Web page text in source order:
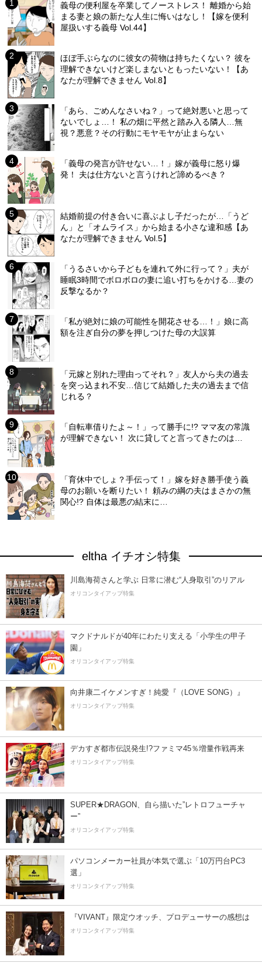
義母の便利屋を卒業してノーストレス！ 離婚から始
まる妻と娘の新たな人生に悔いはなし！【嫁を便利
屋扱いする義母 Vol.44】
ほぼ手ぶらなのに彼女の荷物は持ちたくない？ 彼を
理解できないけど楽しまないともったいない！【あ
なたが理解できません Vol.8】
「あら、ごめんなさいね？」って絶対悪いと思って
ないでしょ…！ 私の畑に平然と踏み入る隣人…無
視？悪意？その行動にモヤモヤが止まらない
「義母の発言が許せない…！」嫁が義母に怒り爆
発！ 夫は仕方ないと言うけれど諦めるべき？
結婚前提の付き合いに喜ぶよし子だったが…「うど
ん」と「オムライス」から始まる小さな違和感【あ
なたが理解できません Vol.5】
「うるさいから子どもを連れて外に行って？」夫が
睡眠3時間でボロボロの妻に追い打ちをかける…妻の
反撃なるか？
「私が絶対に娘の可能性を開花させる…！」娘に高
額を注ぎ自分の夢を押しつけた母の大誤算
「元嫁と別れた理由ってそれ？」友人から夫の過去
を突っ込まれ不安…信じて結婚した夫の過去まで信
じれる？
「自転車借りたよ～！」って勝手に!? ママ友の常識
が理解できない！ 次に貸してと言ってきたのは…
「育休中でしょ？手伝って！」嫁を好き勝手使う義
母のお願いを断りたい！ 頼みの綱の夫はまさかの無
関心!? 自体は最悪の結末に…
eltha イチオシ特集
川島海荷さんと学ぶ 日常に潜む“人身取引”のリアル
オリコンタイアップ特集
マクドナルドが40年にわたり支える「小学生の甲子
園」
オリコンタイアップ特集
向井康二イケメンすぎ！純愛『（LOVE SONG）』
オリコンタイアップ特集
デカすぎ都市伝説発生!?ファミマ45％増量作戦再来
オリコンタイアップ特集
SUPER★DRAGON、自ら描いた”レトロフューチャ
ー”
オリコンタイアップ特集
パソコンメーカー社員が本気で選ぶ「10万円台PC3
選」
オリコンタイアップ特集
『VIVANT』限定ウオッチ、プロデューサーの感想は
オリコンタイアップ特集